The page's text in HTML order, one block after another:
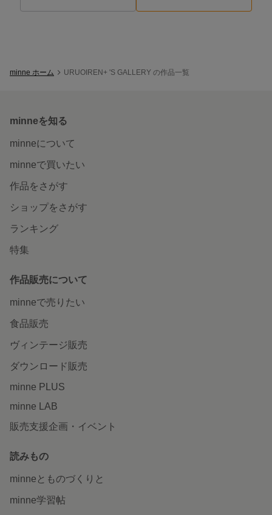
minne ホーム URUOIREN+ 'S GALLERY の作品一覧
minneを知る
minneについて
minneで買いたい
作品をさがす
ショップをさがす
ランキング
特集
作品販売について
minneで売りたい
食品販売
ヴィンテージ販売
ダウンロード販売
minne PLUS
minne LAB
販売支援企画・イベント
読みもの
minneとものづくりと
minne学習帖